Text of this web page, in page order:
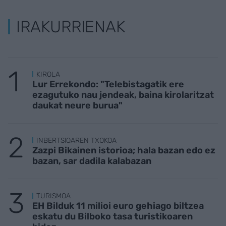
IRAKURRIENAK
KIROLA
Lur Errekondo: "Telebistagatik ere
ezagutuko nau jendeak, baina kirolaritzat
daukat neure burua"
INBERTSIOAREN TXOKOA
Zazpi Bikainen istorioa; hala bazan edo ez
bazan, sar dadila kalabazan
TURISMOA
EH Bilduk 11 milioi euro gehiago biltzea
eskatu du Bilboko tasa turistikoaren